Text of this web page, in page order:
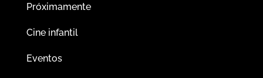
Próximamente
Cine infantil
Eventos